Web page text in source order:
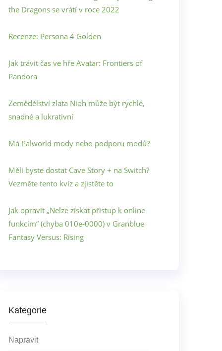
the Dragons se vrátí v roce 2022
Recenze: Persona 4 Golden
Jak trávit čas ve hře Avatar: Frontiers of
Pandora
Zemědělství zlata Nioh může být rychlé,
snadné a lukrativní
Má Palworld mody nebo podporu modů?
Měli byste dostat Cave Story + na Switch?
Vezměte tento kvíz a zjistěte to
Jak opravit „Nelze získat přístup k online
funkcím“ (chyba 010e-0000) v Granblue
Fantasy Versus: Rising
Kategorie
Napravit